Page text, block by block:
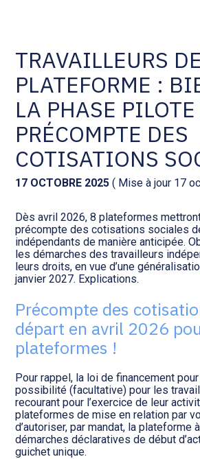
Social et ressources humaines
Assistance juridique
Pilotage d’entreprise
Gestion de patrimoine
Procédures collectives
Transition numérique
Tenue de votre comptabilité :
ACD
Facturation et pilotage :
EVOLIZ
Facturation et pilotage : MEG
Analyse et tableau de bord :
WAIBI
Gérer vos ressources
humaines : SILAE
TRAVAILLEURS DE
PLATEFORME :
LA PHASE PILOTE
PRÉCOMPTE DES
COTISATIONS
17 OCTOBRE 2025 ( Mise à jour 17
Dès avril 2026, 8 plateformes
précompte des cotisations sociales
indépendants de manière anticipée.
les démarches des travailleurs
leurs droits, en vue d’une
janvier 2027. Explications.
Précompte des
départ en avril 2026
plateformes !
Pour rappel, la loi de financement
possibilité (facultative) pour les
recourant pour l’exercice de leur
plateformes de mise en relation par
d’autoriser, par mandat, la plateforme
démarches déclaratives de début
guichet unique.